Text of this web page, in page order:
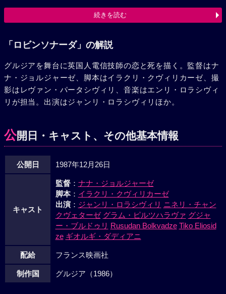
従わず、クリストファーは電柱に立てこもった。通信条約に
より、電柱の3メートル範囲は英国領なのだ。クリストファ
ユーモアに心を動かす。ロビンソン・クルーソーさながら、
で大地主ラヴレンティ（グジャー・ブルドゥリ）は、クリス
トファーに銃を渡し、ネストル殺害を企む。が、彼はできな
かった。村に戻ったアンナは、兄に厳しくたてつき、電柱へ
走る。翌朝、全てを許す覚悟で電柱に来たネストルは、銃弾
人を撃った銃で、ラヴェンティを撃った。
続きを読む
「ロビンソナーダ」の解説
グルジアを舞台に英国人電信技師の恋と死を描く。監督はナ
ナ・ジョルジャーゼ、脚本はイラクリ・クヴィリカーゼ、撮
影はレヴァン・パータシヴィリ、音楽はエンリ・ロラシヴィ
リが担当。出演はジャンリ・ロラシヴィリほか。
公開日・キャスト、その他基本情報
公開日 1987年12月26日
キャスト
監督： ナナ・ジョルジャーゼ
脚本： イラクリ・クヴィリカーゼ
出演： ジャンリ・ロラシヴィリ ニネリ・チャン
クヴェターゼ グラム・ピルツハラヴァ グジャ
ー・ブルドゥリ Rusudan Bolkvadze Tiko Eliosid
ze ギオルギ・ダディアニ
配給 フランス映画社
制作国 グルジア（1986）